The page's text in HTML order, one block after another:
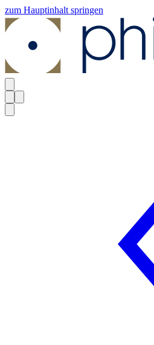
zum Hauptinhalt springen